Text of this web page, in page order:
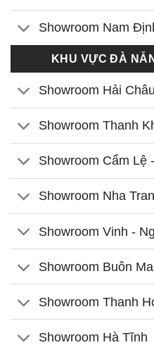
Showroom Nam
KHU VỰC ĐÀ
Showroom Hải
Showroom Thanh
Showroom Cẩm Lệ
Showroom Nha
Showroom Vinh -
Showroom Buôn
Showroom Thanh
Showroom Hà Tĩnh